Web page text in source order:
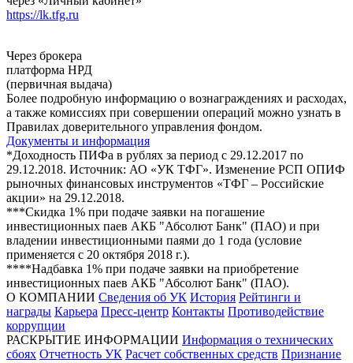
https://lk.tfg.ru
Через брокера
платформа НРД
(первичная выдача)
Более подробную информацию о вознаграждениях и расходах,
а также комиссиях при совершении операций можно узнать в
Правилах доверительного управления фондом.
Документы и информация
*Доходность ПИФа в рублях за период с 29.12.2017 по
29.12.2018. Источник: АО «УК ТФГ». Изменение РСП ОПИФ
рыночных финансовых инструментов «ТФГ – Российские
акции» на 29.12.2018.
***Скидка 1% при подаче заявки на погашение
инвестиционных паев АКБ "Абсолют Банк" (ПАО) и при
владении инвестиционными паями до 1 года (условие
применяется с 20 октября 2018 г.).
****Надбавка 1% при подаче заявки на приобретение
инвестиционных паев АКБ "Абсолют Банк" (ПАО).
О КОМПАНИИ Сведения об УК История Рейтинги и
награды Карьера Пресс-центр Контакты Противодействие
коррупции
РАСКРЫТИЕ ИНФОРМАЦИИ Информация о технических
сбоях Отчетность УК Расчет собственных средств Признание